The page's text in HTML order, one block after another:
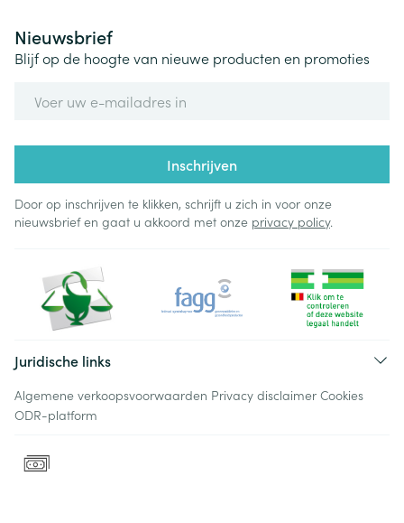
Nieuwsbrief
Blijf op de hoogte van nieuwe producten en promoties
Inschrijven
Door op inschrijven te klikken, schrijft u zich in voor onze
nieuwsbrief en gaat u akkoord met onze privacy policy.
Juridische links
Algemene verkoopsvoorwaarden Privacy disclaimer Cookies
ODR-platform